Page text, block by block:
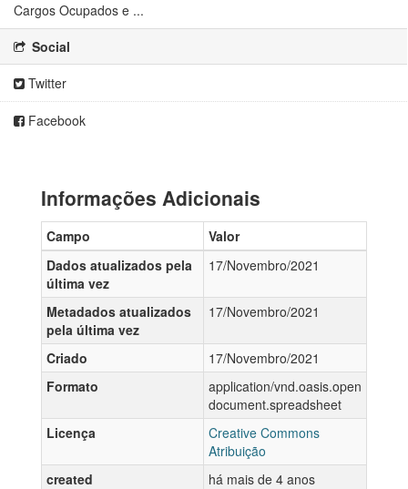
Cargos Ocupados e ...
Social
Twitter
Facebook
Informações Adicionais
Campo
Valor
Dados atualizados pela
última vez
17/Novembro/2021
Metadados atualizados
pela última vez
17/Novembro/2021
Criado
17/Novembro/2021
Formato
application/vnd.oasis.open
document.spreadsheet
Licença
Creative Commons
Atribuição
created
há mais de 4 anos